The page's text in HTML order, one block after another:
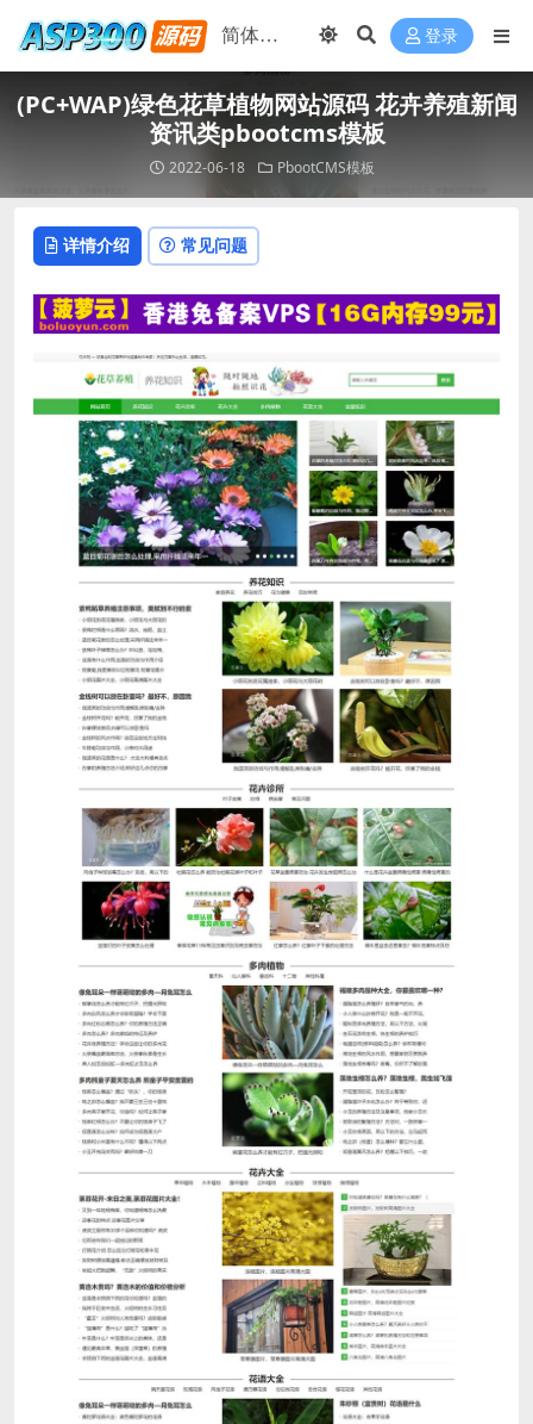
登录
(PC+WAP)绿色花草植物网站源码 花卉养殖新闻
资讯类pbootcms模板
2022-06-18 PbootCMS模板
详情介绍 常见问题